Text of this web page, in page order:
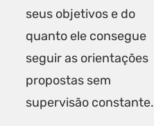
seus objetivos e do
quanto ele consegue
seguir as orientações
propostas sem
supervisão constante.